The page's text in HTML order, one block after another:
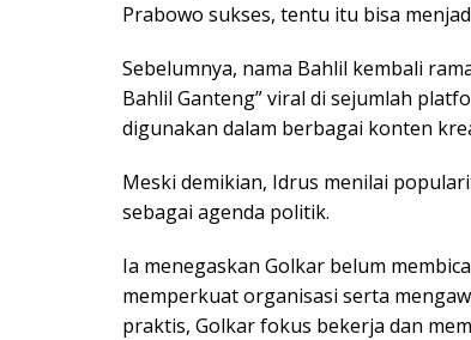
Prabowo sukses, tentu itu bisa
Sebelumnya, nama Bahlil kembali
Bahlil Ganteng” viral di sejumlah
digunakan dalam berbagai konten
Meski demikian, Idrus menilai
sebagai agenda politik.
Ia menegaskan Golkar belum
memperkuat organisasi serta
praktis, Golkar fokus bekerja dan